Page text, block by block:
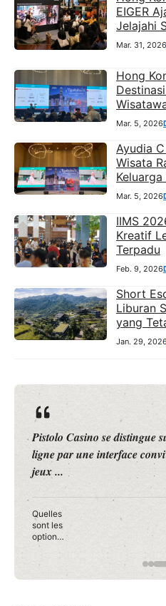
EIGER
Jelajahi
Mar. 31, 2026
Hong
Mar. 5, 2026
Ayudia
Wisata
Mar. 5, 2026
IIMS
Kreatif
Terpadu
Feb. 9, 2026
Short
Liburan
yang
Jan. 29,
Roobet Casino se
jeux en ligne innovante,
à la recherche d’une ...
Les
conseils
pour
débuter
e sur